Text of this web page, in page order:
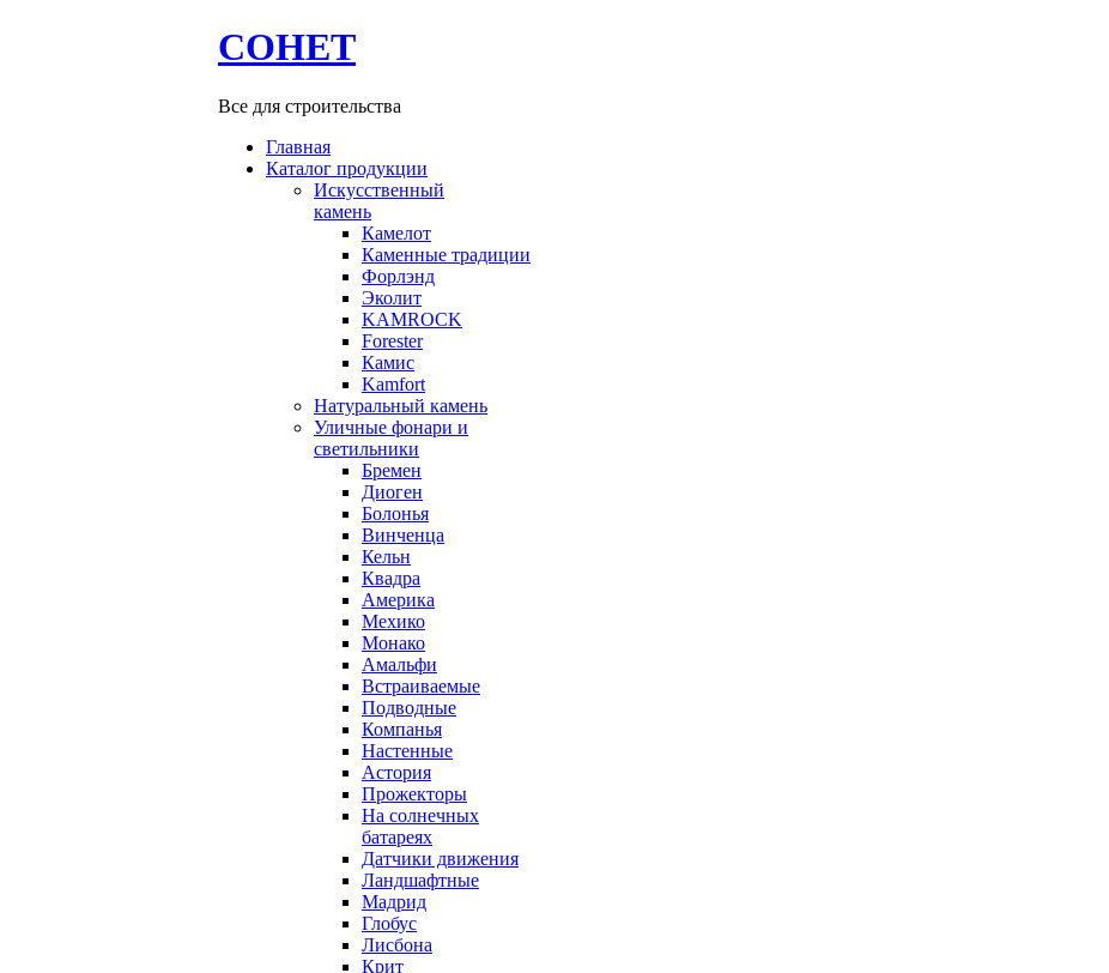
СОНЕТ
Все для строительства
Главная
Каталог продукции
Искусственный
камень
Камелот
Каменные традиции
Форлэнд
Эколит
KAMROCK
Forester
Камис
Kamfort
Натуральный камень
Уличные фонари и
светильники
Бремен
Диоген
Болонья
Винченца
Кельн
Квадра
Америка
Мехико
Монако
Амальфи
Встраиваемые
Подводные
Компанья
Настенные
Астория
Прожекторы
На солнечных
батареях
Датчики движения
Ландшафтные
Мадрид
Глобус
Лисбона
Крит